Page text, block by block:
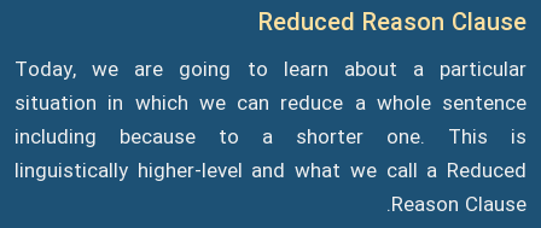
Reduced Reason Clause
Today, we are going to learn about a particular
situation in which we can reduce a whole sentence
including because to a shorter one. This is
linguistically higher-level and what we call a Reduced
Reason Clause.